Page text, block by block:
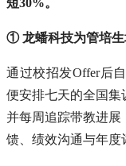
① 龙蟠科技为管培生
通过校招发Offer后
便安排七天的全国集
并每周追踪带教进展
馈、绩效沟通与年度